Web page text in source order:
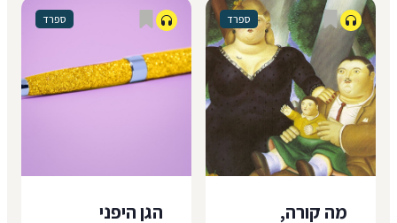
ספרד
מה קורה,
ספרד
הגן היפני
לאִיסָה וחֶרמן היא
הולכת להתחתן, היא
אמרה לנו. ואז פרצה
בצחוק. היא החליטה
האוניברסיטה ולנשור
ונידבת לאישה שלי רק
"Famous Blue